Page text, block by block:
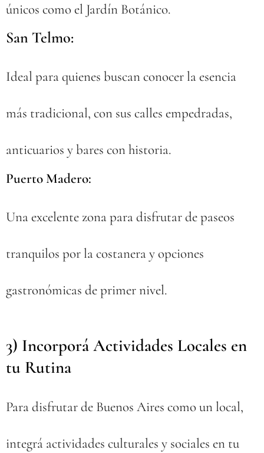
únicos como el Jardín Botánico.
San Telmo:
Ideal para quienes buscan conocer la esencia
más tradicional, con sus calles empedradas,
anticuarios y bares con historia.
Puerto Madero:
Una excelente zona para disfrutar de paseos
tranquilos por la costanera y opciones
gastronómicas de primer nivel.
3) Incorporá Actividades Locales en
tu Rutina 🎨
Para disfrutar de Buenos Aires como un local,
integrá actividades culturales y sociales en tu